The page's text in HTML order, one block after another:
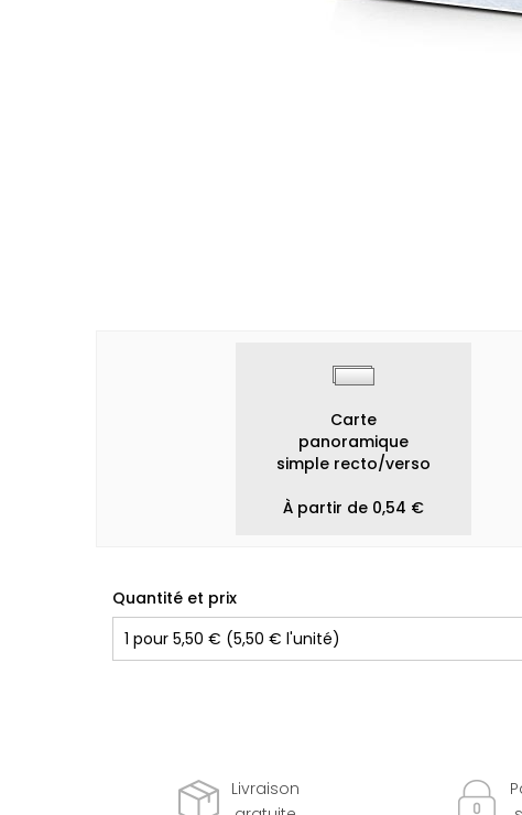
Carte
panoramique
simple recto/verso
À partir de 0,54 €
Quantité et prix
Livraison